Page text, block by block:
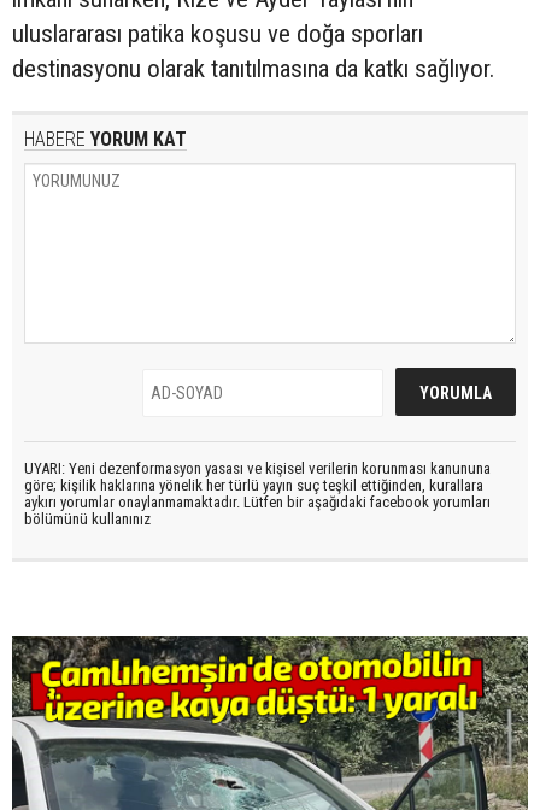
uluslararası patika koşusu ve doğa sporları
destinasyonu olarak tanıtılmasına da katkı sağlıyor.
HABERE YORUM KAT
UYARI: Yeni dezenformasyon yasası ve kişisel verilerin korunması kanununa
göre; kişilik haklarına yönelik her türlü yayın suç teşkil ettiğinden, kurallara
aykırı yorumlar onaylanmamaktadır. Lütfen bir aşağıdaki facebook yorumları
bölümünü kullanınız